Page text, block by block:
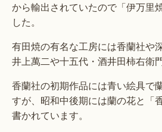
から輸出されていたので「伊万里
した。
有田焼の有名な工房には香蘭社や
井上萬二や十五代・酒井田柿右衛
香蘭社の初期作品には青い絵具で
すが、昭和中後期には蘭の花と「
書かれています。